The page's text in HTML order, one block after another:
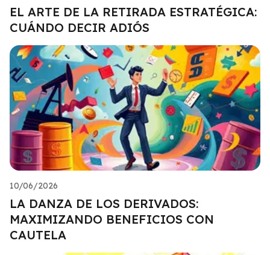
EL ARTE DE LA RETIRADA ESTRATÉGICA:
CUÁNDO DECIR ADIÓS
10/06/2026
LA DANZA DE LOS DERIVADOS:
MAXIMIZANDO BENEFICIOS CON
CAUTELA